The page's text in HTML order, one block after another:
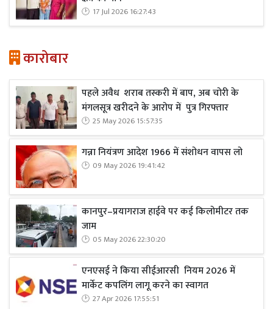
17 Jul 2026 16:27:43
कारोबार
पहले अवैध शराब तस्करी में बाप, अब चोरी के
मंगलसूत्र खरीदने के आरोप में पुत्र गिरफ्तार
25 May 2026 15:57:35
गन्ना नियंत्रण आदेश 1966 में संशोधन वापस लो
09 May 2026 19:41:42
कानपुर–प्रयागराज हाईवे पर कई किलोमीटर तक
जाम
05 May 2026 22:30:20
एनएसई ने किया सीईआरसी नियम 2026 में
मार्केट कपलिंग लागू करने का स्वागत
27 Apr 2026 17:55:51